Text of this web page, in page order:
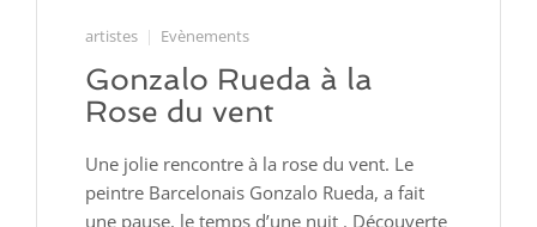
artistes Evènements
Gonzalo Rueda à la
Rose du vent
Une jolie rencontre à la rose du vent. Le
peintre Barcelonais Gonzalo Rueda, a fait
une pause, le temps d’une nuit . Découverte